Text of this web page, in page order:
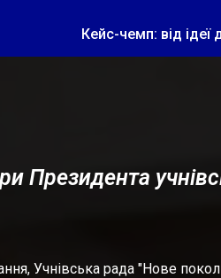
Кейс-чемп: від ідеї
Президента
, Учнівська рада "Нове